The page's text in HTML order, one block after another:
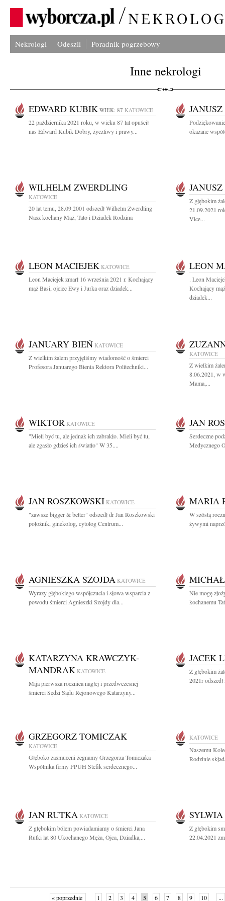
Nekrologi Odeszli Poradnik pogrzebowy
Inne nekrologi
EDWARD KUBIK WIEK: 87 KATOWICE
22 października 2021 roku, w wieku 87 lat opuścił
nas Edward Kubik Dobry, życzliwy i prawy...
okazane
WILHELM ZWERDLING
KATOWICE
20 lat temu, 28.09.2001 odszedł Wilhelm Zwerdling
Nasz kochany Mąż, Tato i Dziadek Rodzina
Z głębokim
21.09.2021
Vice...
LEON MACIEJEK KATOWICE
Leon Maciejek zmarł 16 września 2021 r. Kochający
mąż Basi, ojciec Ewy i Jurka oraz dziadek...
LEON
. Leon
Kochający
dziadek...
JANUARY BIEŃ KATOWICE
Z wielkim żalem przyjęliśmy wiadomość o śmierci
Profesora Januarego Bienia Rektora Politechniki...
KATOWICE
Z wielkim
8.06.2021, w
Mama,...
WIKTOR KATOWICE
"Mieli być tu, ale jednak ich zabrakło. Mieli być tu,
ale zgasło gdzieś ich światło" W 35....
JAN
Serdeczne
Medycznego
JAN ROSZKOWSKI KATOWICE
"zawsze bigger & better" odszedł dr Jan Roszkowski
położnik, ginekolog, cytolog Centrum...
MARIA
W szóstą
żywymi
AGNIESZKA SZOJDA KATOWICE
Wyrazy głębokiego współczucia i słowa wsparcia z
powodu śmierci Agnieszki Szojdy dla...
Nie mogę
kochanemu
KATARZYNA KRAWCZYK-
MANDRAK KATOWICE
Mija pierwsza rocznica nagłej i przedwczesnej
śmierci Sędzi Sądu Rejonowego Katarzyny...
JACEK
Z głębokim
2021r
GRZEGORZ TOMICZAK
KATOWICE
Głęboko zasmuceni żegnamy Grzegorza Tomiczaka
Wspólnika firmy PPUH Stefik serdecznego...
KATOWICE
Naszemu
Rodzinie
JAN RUTKA KATOWICE
Z głębokim bólem powiadamiamy o śmierci Jana
Rutki lat 80 Ukochanego Męża, Ojca, Dziadka,...
Z głębokim
22.04.2021
« poprzednie 1 2 3 4 5 6 7 8 9 10 ...